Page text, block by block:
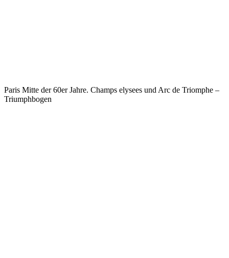
Paris Mitte der 60er Jahre. Champs elysees und Arc de Triomphe –
Triumphbogen